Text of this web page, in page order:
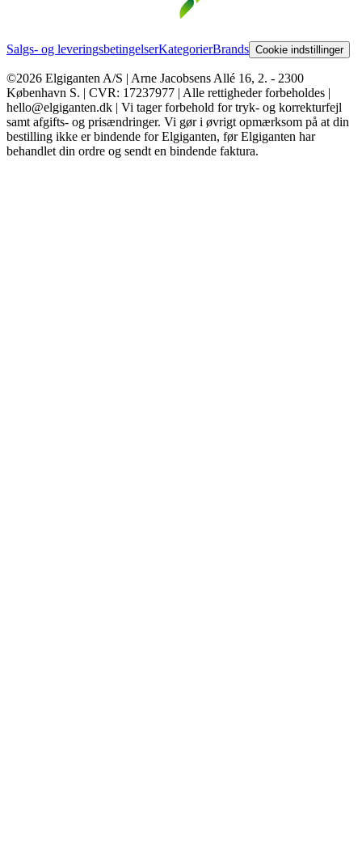
Salgs- og leveringsbetingelserKategorierBrands Cookie indstillinger
©2026 Elgiganten A/S | Arne Jacobsens Allé 16, 2. - 2300
København S. | CVR: 17237977 | Alle rettigheder forbeholdes |
hello@elgiganten.dk | Vi tager forbehold for tryk- og korrekturfejl
samt afgifts- og prisændringer. Vi gør i øvrigt opmærksom på at din
bestilling ikke er bindende for Elgiganten, før Elgiganten har
behandlet din ordre og sendt en bindende faktura.